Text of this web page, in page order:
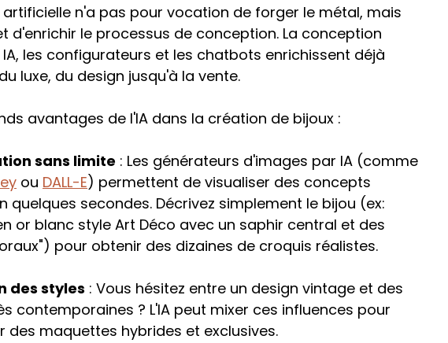
artificielle n'a pas pour vocation de forger le métal, mais
d'enrichir le processus de conception. La conception
les configurateurs et les chatbots enrichissent déjà
luxe, du design jusqu'à la vente.
avantages de l'IA dans la création de bijoux :
sans limite : Les générateurs d'images par IA (comme
ou DALL-E) permettent de visualiser des concepts
quelques secondes. Décrivez simplement le bijou (ex:
or blanc style Art Déco avec un saphir central et des
pour obtenir des dizaines de croquis réalistes.
des styles : Vous hésitez entre un design vintage et des
contemporaines ? L'IA peut mixer ces influences pour
des maquettes hybrides et exclusives.